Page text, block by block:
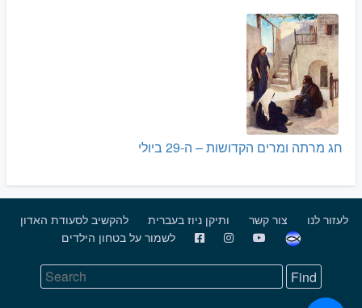
חג מרתה ומרים הקדושות – ה-29 ביולי
לעזור לנו צור קשר ותיקן ניוז בעברית
להקשיב לסעודת האדון
לשמור על בטחון הילדים